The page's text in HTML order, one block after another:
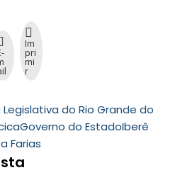
Im
pri
mi
r
do Rio Grande do
Governo do EstadoIberê
Farias